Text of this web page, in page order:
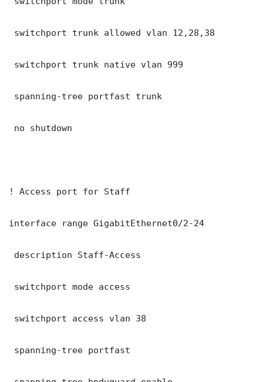
switchport trunk allowed vlan 12,28,38
switchport trunk native vlan 999
spanning-tree portfast trunk
no shutdown
! Access port for Staff
interface range GigabitEthernet0/2-24
description Staff-Access
switchport mode access
switchport access vlan 38
spanning-tree portfast